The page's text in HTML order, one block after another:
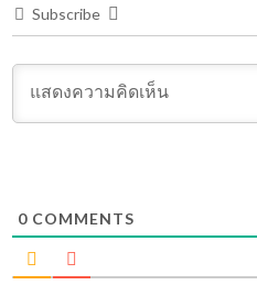
Subscribe
0 COMMENTS